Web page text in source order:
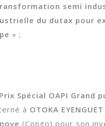
semi
du dutax pour
» ;
Prix Spécial OAPI Grand
à OTOKA
(Congo) pour son